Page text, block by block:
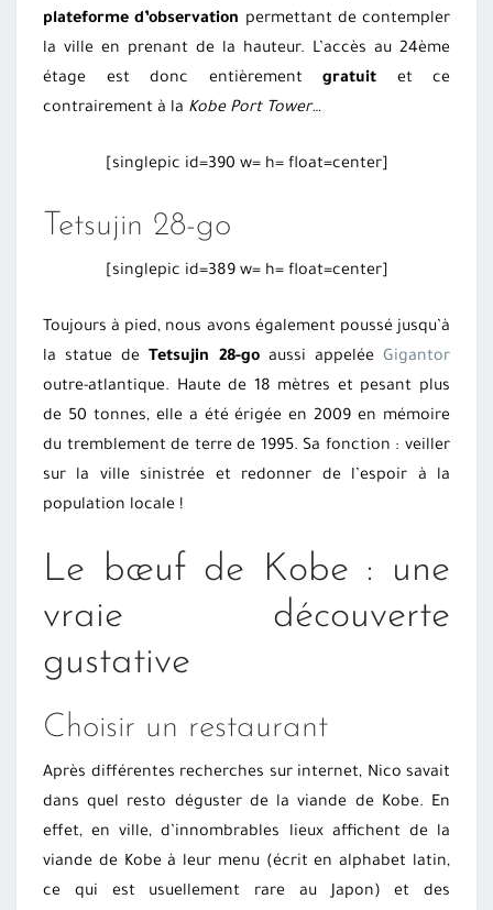
plateforme d’observation permettant de contempler
la ville en prenant de la hauteur. L’accès au 24ème
étage est donc entièrement gratuit et ce
contrairement à la Kobe Port Tower…
[singlepic id=390 w= h= float=center]
Tetsujin 28-go
[singlepic id=389 w= h= float=center]
Toujours à pied, nous avons également poussé jusqu’à
la statue de
Tetsujin 28-goaussi appeléeGigantor
outre-atlantique. Haute de 18 mètres et pesant plus
de 50 tonnes, elle a été érigée en 2009 en mémoire
du tremblement de terre de 1995. Sa fonction : veiller
sur la ville sinistrée et redonner de l’espoir à la
population locale !
Le bœuf de Kobe : une
vraie découverte
gustative
Choisir un restaurant
Après différentes recherches sur internet, Nico savait
dans quel resto déguster de la viande de Kobe. En
effet, en ville, d’innombrables lieux affichent de la
viande de Kobe à leur menu (écrit en alphabet latin,
ce qui est usuellement rare au Japon) et des